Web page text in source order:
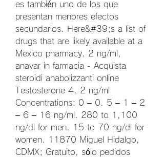
es también uno de los que
presentan menores efectos
secundarios. Here&#39;s a list of
drugs that are likely available at a
Mexico pharmacy. 2 ng/ml,
anavar in farmacia - Acquista
steroidi anabolizzanti online
Testosterone 4. 2 ng/ml
Concentrations: 0 – 0. 5 – 1 – 2
– 6 – 16 ng/ml. 280 to 1,100
ng/dl for men. 15 to 70 ng/dl for
women. 11870 Miguel Hidalgo,
CDMX; Gratuito, sólo pedidos